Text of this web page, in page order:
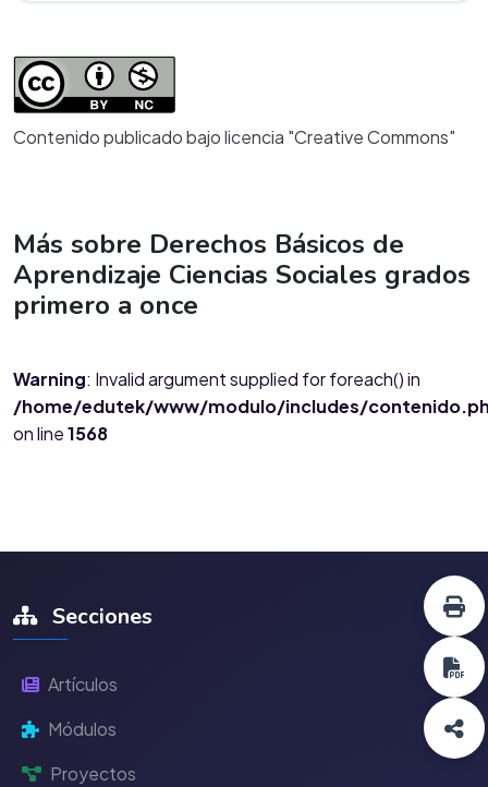
Contenido publicado bajo licencia "Creative Commons"
Más sobre Derechos Básicos de
Aprendizaje Ciencias Sociales grados
primero a once
Warning: Invalid argument supplied for foreach() in
/home/edutek/www/modulo/includes/
on line1568
Secciones
Artículos
Módulos
Proyectos